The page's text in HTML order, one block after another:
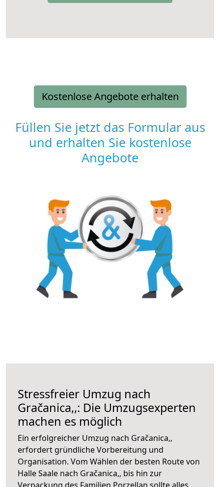
Kostenlose Angebote erhalten
Füllen Sie jetzt das Formular aus
und erhalten Sie kostenlose
Angebote
Stressfreier Umzug nach
Gračanica,,: Die Umzugsexperten
machen es möglich
Ein erfolgreicher Umzug nach Gračanica,,
erfordert gründliche Vorbereitung und
Organisation. Vom Wählen der besten Route von
Halle Saale nach Gračanica,, bis hin zur